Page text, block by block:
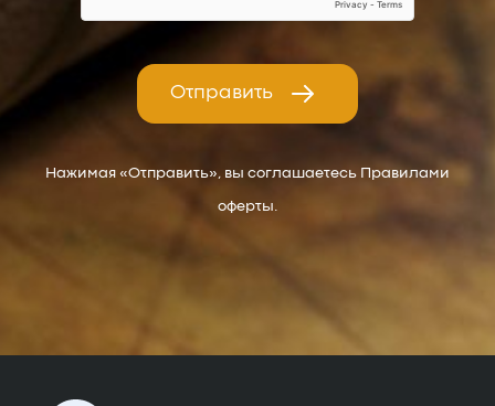
Отправить
Нажимая «Отправить», вы соглашаетесь Правилами
оферты.